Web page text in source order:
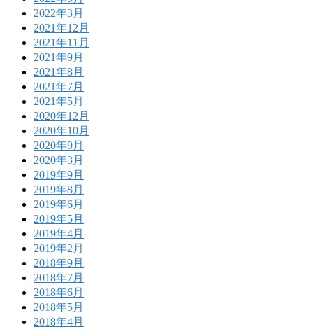
2022年3月
2021年12月
2021年11月
2021年9月
2021年8月
2021年7月
2021年5月
2020年12月
2020年10月
2020年9月
2020年3月
2019年9月
2019年8月
2019年6月
2019年5月
2019年4月
2019年2月
2018年9月
2018年7月
2018年6月
2018年5月
2018年4月